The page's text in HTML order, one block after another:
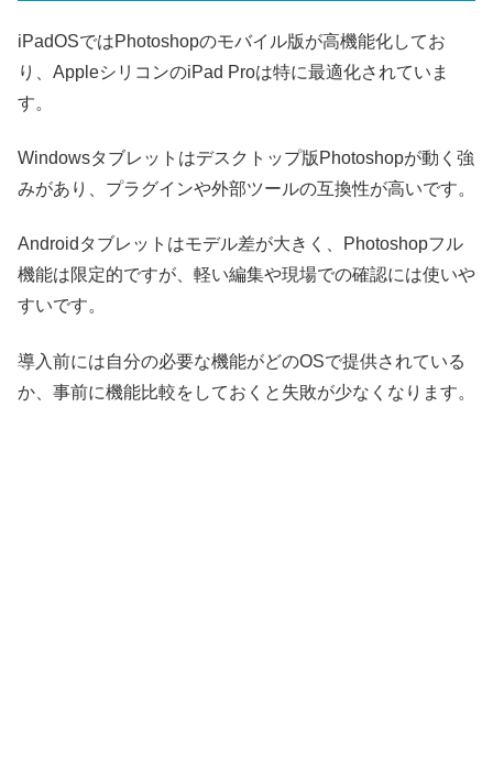
iPadOSではPhotoshopのモバイル版が高機能化してお
り、AppleシリコンのiPad Proは特に最適化されていま
す。
Windowsタブレットはデスクトップ版Photoshopが動く強
みがあり、プラグインや外部ツールの互換性が高いです。
Androidタブレットはモデル差が大きく、Photoshopフル
機能は限定的ですが、軽い編集や現場での確認には使いや
すいです。
導入前には自分の必要な機能がどのOSで提供されている
か、事前に機能比較をしておくと失敗が少なくなります。